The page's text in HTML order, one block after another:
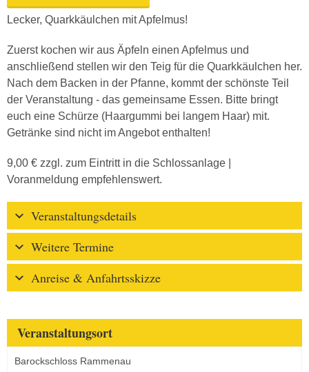
Lecker, Quarkkäulchen mit Apfelmus!
Zuerst kochen wir aus Äpfeln einen Apfelmus und
anschließend stellen wir den Teig für die Quarkkäulchen her.
Nach dem Backen in der Pfanne, kommt der schönste Teil
der Veranstaltung - das gemeinsame Essen. Bitte bringt
euch eine Schürze (Haargummi bei langem Haar) mit.
Getränke sind nicht im Angebot enthalten!
9,00 € zzgl. zum Eintritt in die Schlossanlage |
Voranmeldung empfehlenswert.
Veranstaltungsdetails
Weitere Termine
Anreise & Anfahrtsskizze
Veranstaltungsort
Barockschloss Rammenau